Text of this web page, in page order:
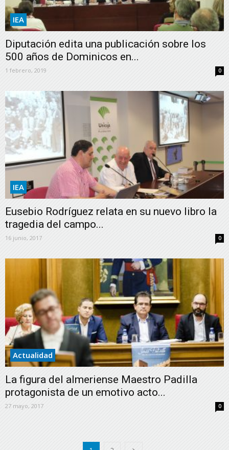
IEA
Diputación edita una publicación sobre los
500 años de Dominicos en...
1 febrero, 2019 0
IEA
Eusebio Rodríguez relata en su nuevo libro la
tragedia del campo...
16 junio, 2017 0
Actualidad
La figura del almeriense Maestro Padilla
protagonista de un emotivo acto...
27 mayo, 2017 0